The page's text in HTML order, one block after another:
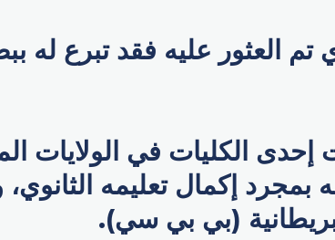
العثور عليه فقد تبرع له
الكليات في الولايات
بمجرد إكمال تعليمه
(بي بي سي).